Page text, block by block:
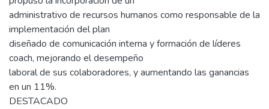
administrativo de recursos humanos como responsable de la
implementación del plan
diseñado de comunicación interna y formación de líderes
coach, mejorando el desempeño
laboral de sus colaboradores, y aumentando las ganancias
en un 11%.
DESTACADO